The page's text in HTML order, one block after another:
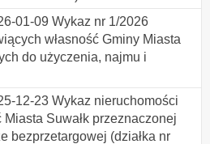
01-09 Wykaz nr 1/2026
własność Gminy Miasta
do użyczenia, najmu i
12-23 Wykaz nieruchomości
Suwałk przeznaczonej
bezprzetargowej (działka nr